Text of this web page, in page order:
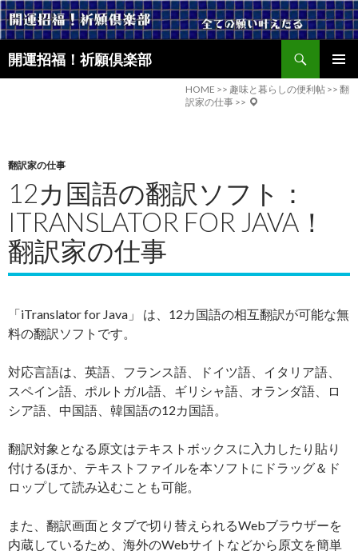
開運招福！祈願倶楽部
索
メインメ
ニュー
へ
ス
キ
ッ
HOME >> 趣味と暮らしの便利帖 >> 翻
訳家の仕事 >>
翻訳家の仕事
12カ国語の翻訳ソフト：
ITRANSLATOR FOR JAVA！
翻訳家の仕事
「iTranslator for Java」 は、12カ国語の相互翻訳が可能な無
料の翻訳ソフトです。
対応言語は、英語、フランス語、ドイツ語、イタリア語、
スペイン語、ポルトガル語、ギリシャ語、オランダ語、ロ
シア語、中国語、韓国語の12カ国語。
翻訳対象となる原文はテキストボックスに入力したり貼り
付けるほか、テキストファイルを本ソフトにドラッグ＆ド
ロップして読み込むことも可能。
また、翻訳画面とタブで切り替えられるWebブラウザーを
内蔵しているため、海外のWebサイトなどから原文を簡単